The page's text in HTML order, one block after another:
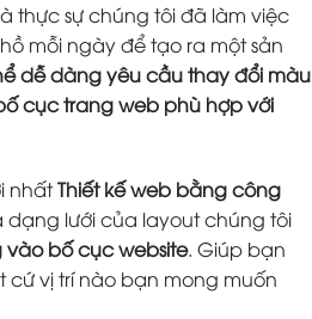
thực sự chúng tôi đã làm việc
mỗi ngày để tạo ra một sản
dễ dàng yêu cầu thay đổi màu
cục trang web phù hợp với
nhấtThiết kế web bằng công
lưới của layout chúng tôi
bố cục website. Giúp bạn
vị trí nào bạn mong muốn